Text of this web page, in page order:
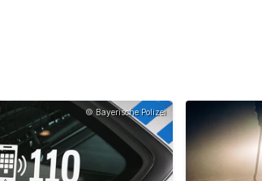
© Bayerische Polizei